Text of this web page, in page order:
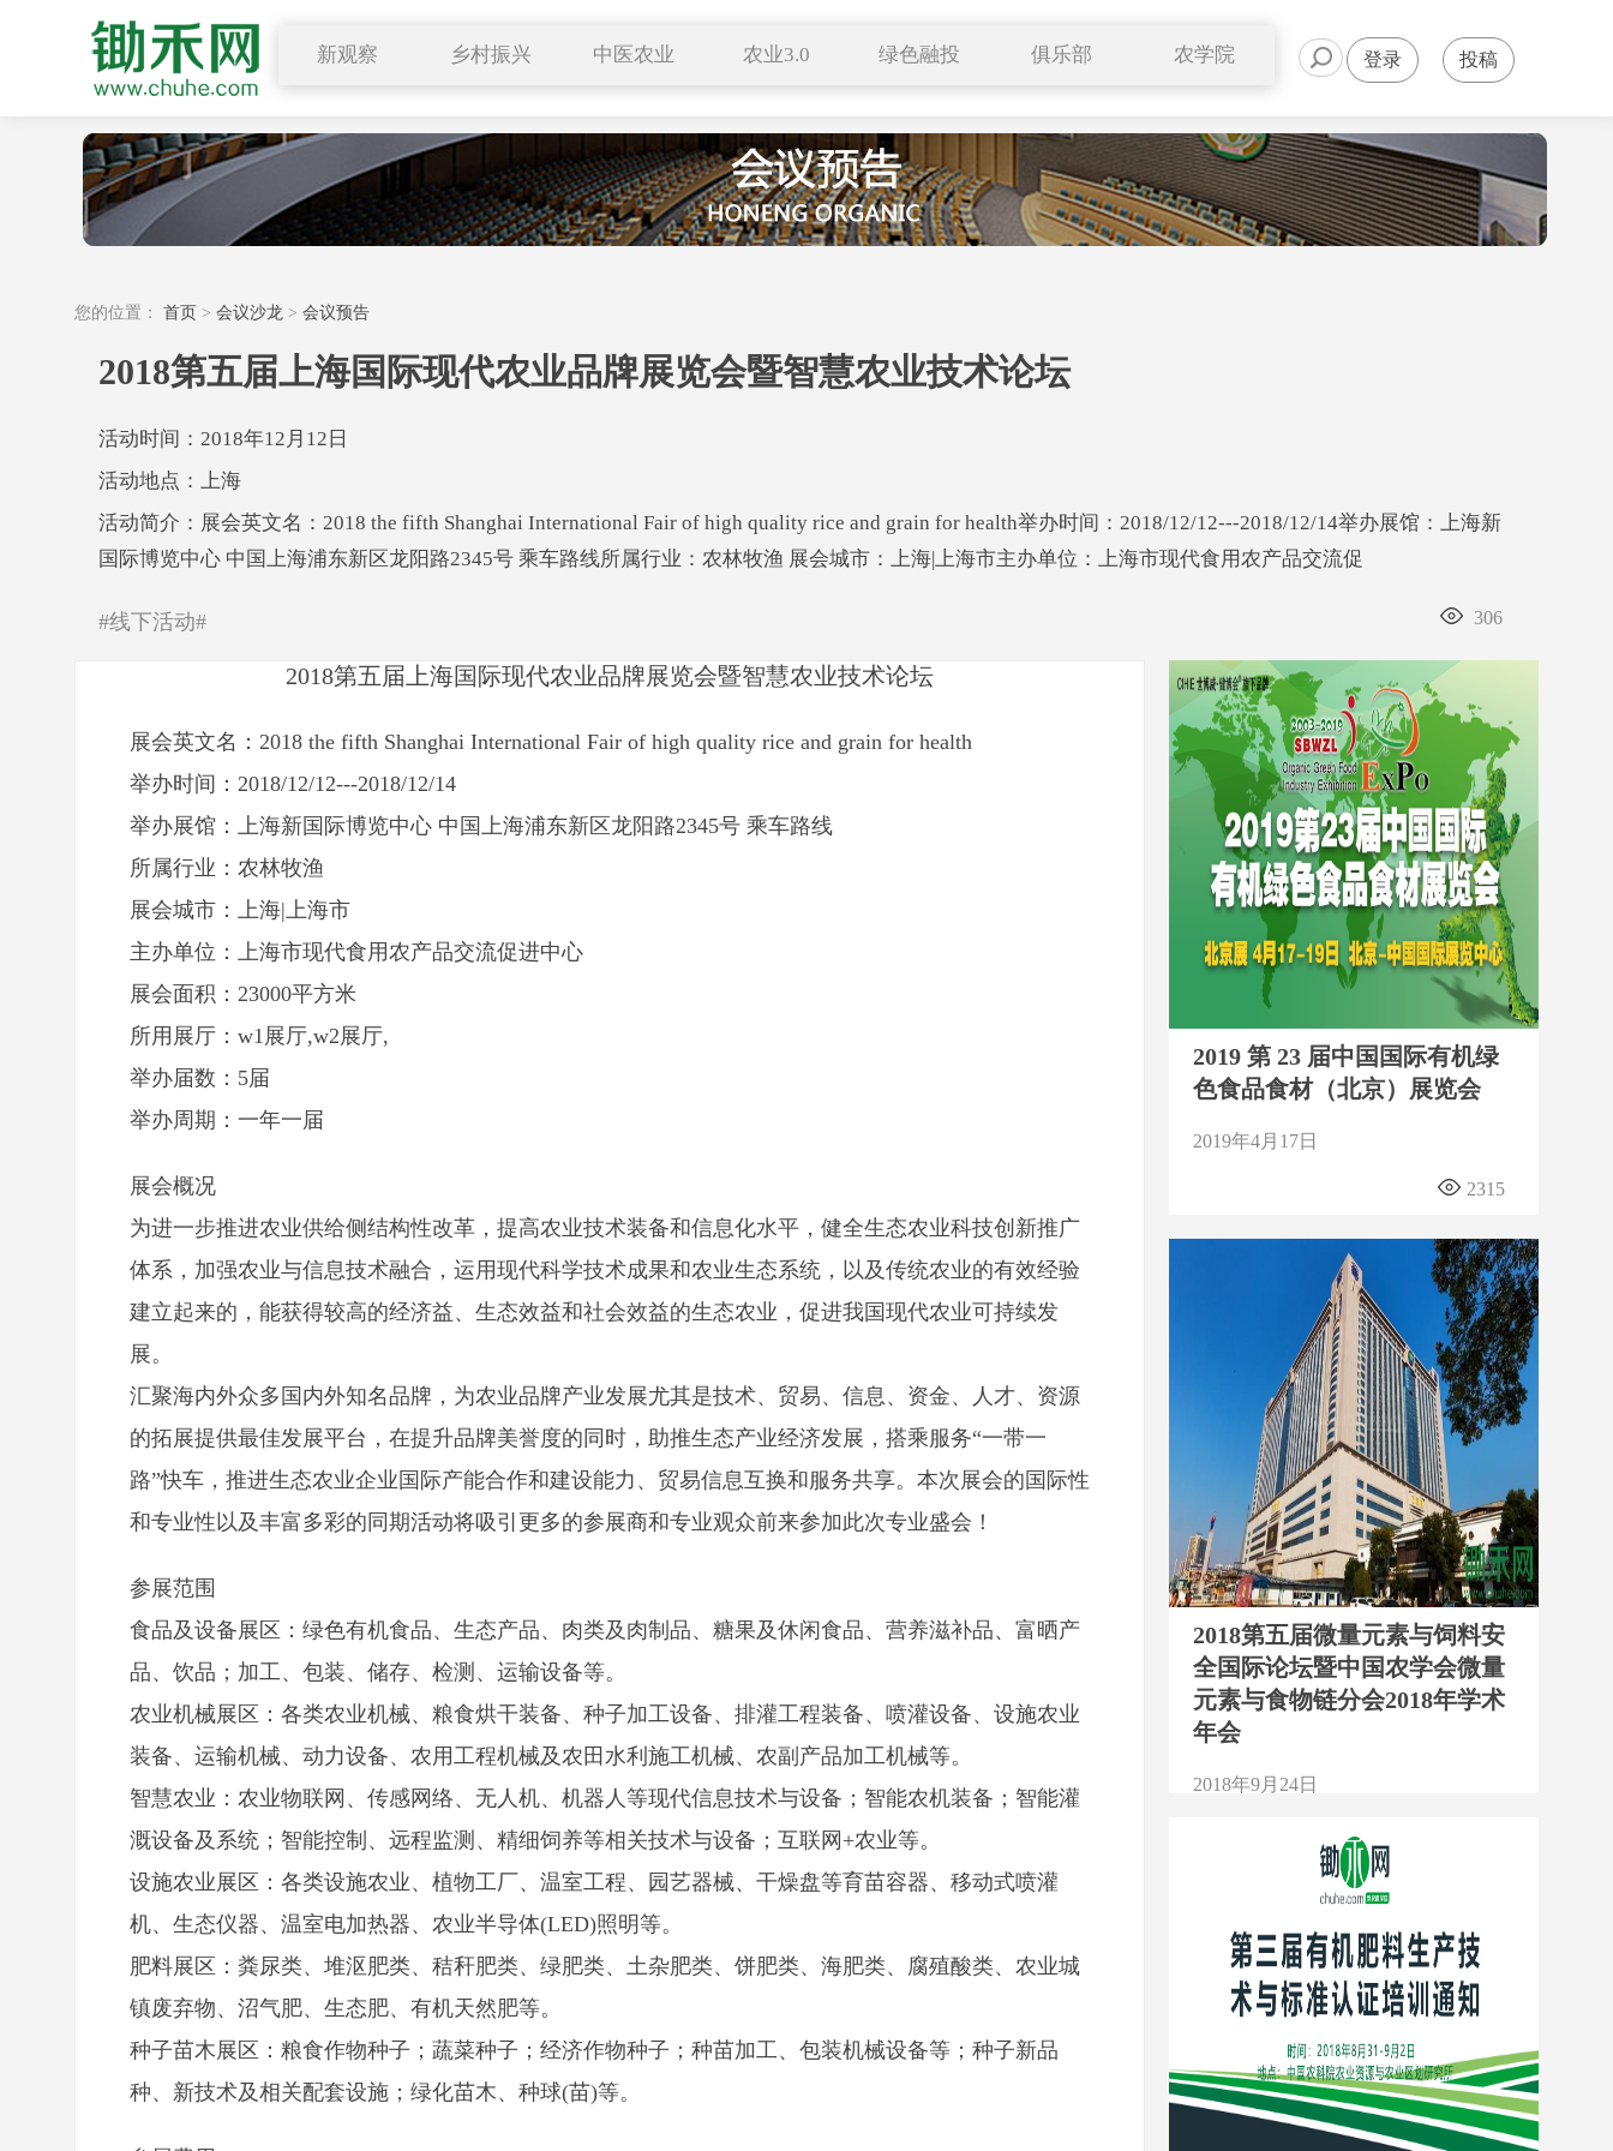
新观察
行业要闻
深度解读
小禾观点
乡村振兴 中医农业
药食同源
服务平台
联络站
农业3.0
自然农法
中医养生
新农业
绿色融投
田园综合体
科技成果
跨界农业
俱乐部 农学院 登录 投稿
您的位置： 首页 > 会议沙龙 > 会议预告
2018第五届上海国际现代农业品牌展览会暨智慧农业技术论坛
活动时间：2018年12月12日
活动地点：上海
活动简介：展会英文名：2018 the fifth Shanghai International Fair of high quality rice and grain for health举办时间：2018/12/12---2018/12/14举办展馆：上海新
国际博览中心 中国上海浦东新区龙阳路2345号 乘车路线所属行业：农林牧渔 展会城市：上海|上海市主办单位：上海市现代食用农产品交流促
#线下活动# 306
2018第五届上海国际现代农业品牌展览会暨智慧农业技术论坛
展会英文名：2018 the fifth Shanghai International Fair of high quality rice and grain for health
举办时间：2018/12/12---2018/12/14
举办展馆：上海新国际博览中心 中国上海浦东新区龙阳路2345号 乘车路线
所属行业：农林牧渔
展会城市：上海|上海市
主办单位：上海市现代食用农产品交流促进中心
展会面积：23000平方米
所用展厅：w1展厅,w2展厅,
举办届数：5届
举办周期：一年一届
展会概况
为进一步推进农业供给侧结构性改革，提高农业技术装备和信息化水平，健全生态农业科技创新推广
体系，加强农业与信息技术融合，运用现代科学技术成果和农业生态系统，以及传统农业的有效经验
建立起来的，能获得较高的经济益、生态效益和社会效益的生态农业 ，促进我国现代农业可持续发
展。
汇聚海内外众多国内外知名品牌，为农业品牌产业发展尤其是技术、贸易、信息、资金、人才、资源
的拓展提供最佳发展平台，在提升品牌美誉度的同时，助推生态产业经济发展，搭乘服务“一带一
路”快车，推进生态农业企业国际产能合作和建设能力、贸易信息互换和服务共享。本次展会的国际性
和专业性以及丰富多彩的同期活动将吸引更多的参展商和专业观众前来参加此次专业盛会！
参展范围
食品及设备展区：绿色有机食品、生态产品、肉类及肉制品、糖果及休闲食品、营养滋补品、富晒产
品、饮品；加工、包装、储存、检测、运输设备等。
农业机械展区：各类农业机械、粮食烘干装备、种子加工设备、排灌工程装备、喷灌设备、设施农业
装备、运输机械、动力设备、农用工程机械及农田水利施工机械、农副产品加工机械等。
智慧农业：农业物联网、传感网络、无人机、机器人等现代信息技术与设备；智能农机装备；智能灌
溉设备及系统；智能控制、远程监测、精细饲养等相关技术与设备；互联网+农业等。
设施农业展区：各类设施农业、植物工厂、温室工程、园艺器械、干燥盘等育苗容器、移动式喷灌
机、生态仪器、温室电加热器、农业半导体(LED)照明等。
肥料展区：粪尿类、堆沤肥类、秸秆肥类、绿肥类、土杂肥类、饼肥类、海肥类、腐殖酸类、农业城
镇废弃物、沼气肥、生态肥、有机天然肥等。
种子苗木展区：粮食作物种子；蔬菜种子；经济作物种子；种苗加工、包装机械设备等；种子新品
种、新技术及相关配套设施；绿化苗木、种球(苗)等。
2019 第 23 届中国国际有机绿
色食品食材（北京）展览会
2019年4月17日
2315
2018第五届微量元素与饲料安
全国际论坛暨中国农学会微量
元素与食物链分会2018年学术
年会
2018年9月24日